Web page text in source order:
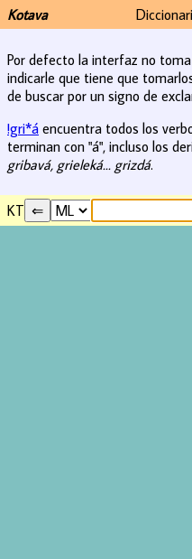
Kotava
Por defecto la interfaz no
indicarle que tiene que
de buscar por un signo de
!gri*á encuentra todos los
terminan con "á", incluso los
gribavá, grieleká... grizdá.
KT